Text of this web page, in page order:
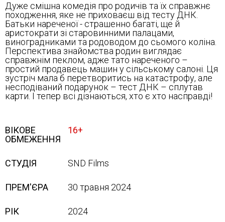
Дуже смішна комедія про родичів та їх справжнє
походження, яке не приховаєш від тесту ДНК.
Батьки нареченої - страшенно багаті, ще й
аристократи зі старовинними палацами,
виноградниками та родоводом до сьомого коліна.
Перспектива знайомства родин виглядає
справжнім пеклом, адже тато нареченого –
простий продавець машин у сільському салоні. Ця
зустріч мала б перетворитись на катастрофу, але
несподіваний подарунок – тест ДНК – сплутав
карти. І тепер всі дізнаються, хто є хто насправді!
ВІКОВЕ
ОБМЕЖЕННЯ
16+
СТУДІЯ SND Films
ПРЕМ'ЄРА 30 травня 2024
РІК 2024